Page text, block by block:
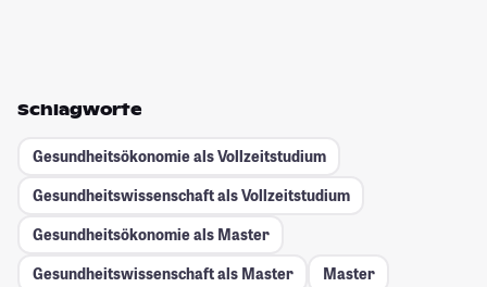
Schlagworte
Gesundheitsökonomie als Vollzeitstudium
Gesundheitswissenschaft als Vollzeitstudium
Gesundheitsökonomie als Master
Gesundheitswissenschaft als Master
Master